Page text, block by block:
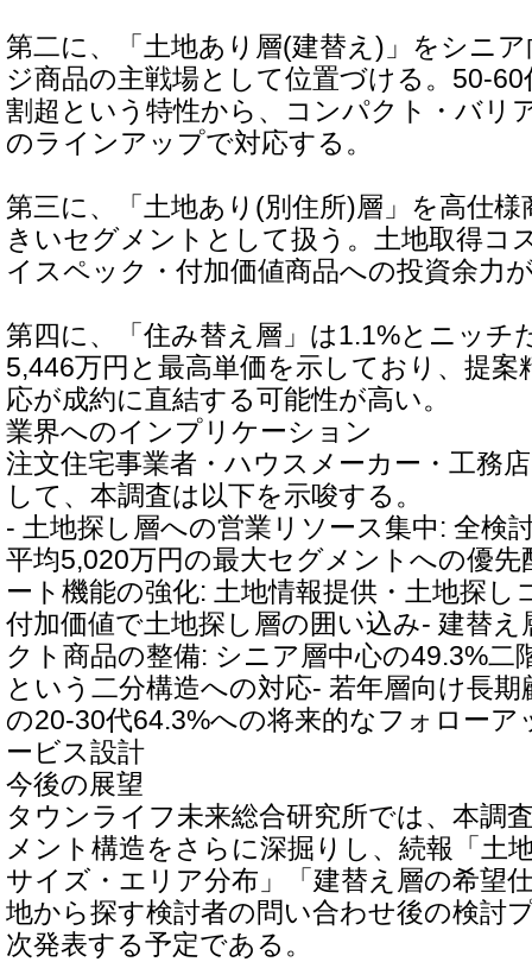
第二に、「土地あり層(建替え)」をシニ
ジ商品の主戦場として位置づける。50-
割超という特性から、コンパクト・バリ
のラインアップで対応する。
第三に、「土地あり(別住所)層」を高仕
きいセグメントとして扱う。土地取得コ
イスペック・付加価値商品への投資余力
第四に、「住み替え層」は1.1%とニッチ
5,446万円と最高単価を示しており、提案
応が成約に直結する可能性が高い。
業界へのインプリケーション
注文住宅事業者・ハウスメーカー・工務
して、本調査は以下を示唆する。
- 土地探し層への営業リソース集中: 全検
平均5,020万円の最大セグメントへの優先
ート機能の強化: 土地情報提供・土地探
付加価値で土地探し層の囲い込み- 建替
クト商品の整備: シニア層中心の49.3%二
という二分構造への対応- 若年層向け長
の20-30代64.3%への将来的なフォロー
ービス設計
今後の展望
タウンライフ未来総合研究所では、本調
メント構造をさらに深掘りし、続報「土
サイズ・エリア分布」「建替え層の希望
地から探す検討者の問い合わせ後の検討
次発表する予定である。